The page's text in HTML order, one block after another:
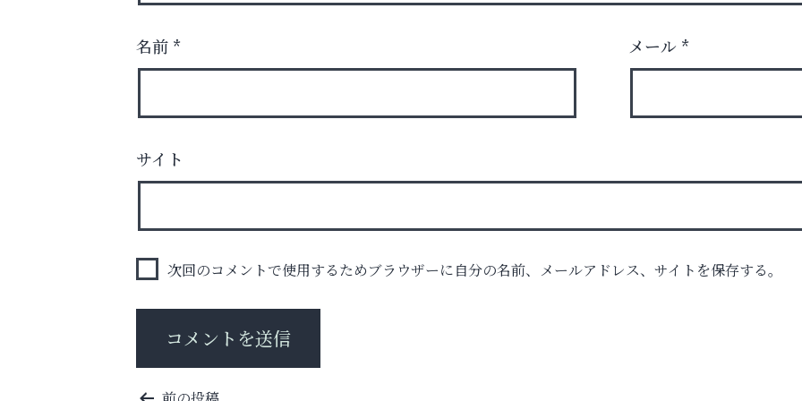
お子さまにも大人にも、優しく寄り添う
芦屋インターナショナルスク
ール
名前 * メール *
サイト
次回のコメントで使用するためブラウザーに自分の名前、メールアドレス、サイトを保存する。